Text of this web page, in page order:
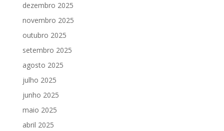
dezembro 2025
novembro 2025
outubro 2025
setembro 2025
agosto 2025
julho 2025
junho 2025
maio 2025
abril 2025